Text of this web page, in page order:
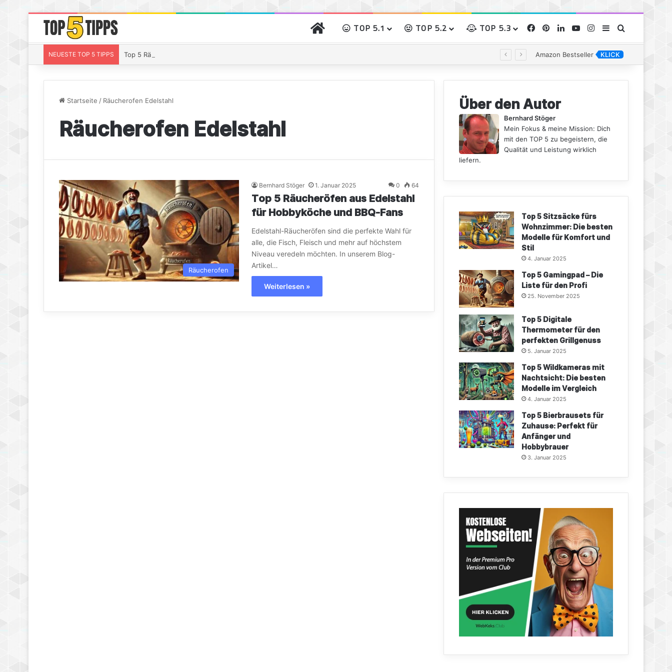
START TOP 5.1 TOP 5.2 TOP 5.3 Facebook
PinterestLinkedInYouTubeInstagram
Sidebar
NEUESTE TOP 5 TIPPS Top 5 Räucherchips Whiskey – So gibst Du Deinem Grillgut das perfekte Raucharoma Amazon Bestseller KLICK
Startseite / Räucherofen Edelstahl
Räucherofen Edelstahl
Räucherofen
Bernhard Stöger 1. Januar 2025 0 64
Top 5 Räucheröfen aus Edelstahl
für Hobbyköche und BBQ-Fans
Edelstahl-Räucheröfen sind die perfekte Wahl für
alle, die Fisch, Fleisch und mehr auf höchstem
Niveau veredeln möchten. In unserem Blog-
Artikel…
Weiterlesen »
Über den Autor
Bernhard Stöger
Mein Fokus & meine Mission: Dich
mit den TOP 5 zu begeistern, die
Qualität und Leistung wirklich
liefern.
Top 5 Sitzsäcke fürs
Wohnzimmer: Die besten
Modelle für Komfort und
Stil
4. Januar 2025
Top 5 Gamingpad – Die
Liste für den Profi
25. November 2025
Top 5 Digitale
Thermometer für den
perfekten Grillgenuss
5. Januar 2025
Top 5 Wildkameras mit
Nachtsicht: Die besten
Modelle im Vergleich
4. Januar 2025
Top 5 Bierbrausets für
Zuhause: Perfekt für
Anfänger und
Hobbybrauer
3. Januar 2025